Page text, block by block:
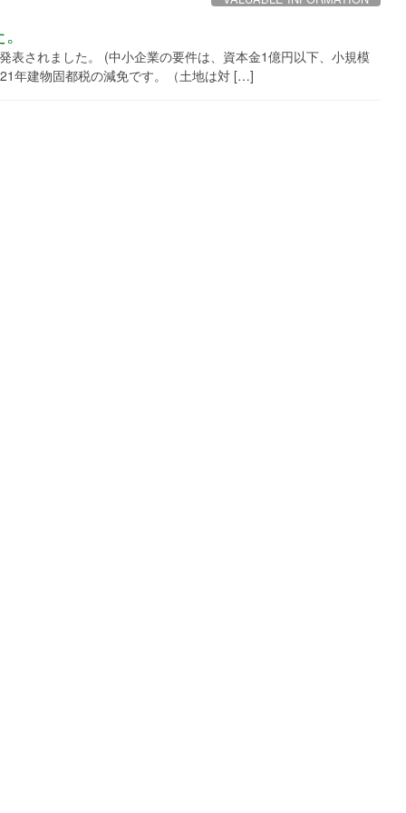
表されました。 (中小企業の要件は、資本金1億円以下、小規模
年建物固都税の減免です。（土地は対 […]